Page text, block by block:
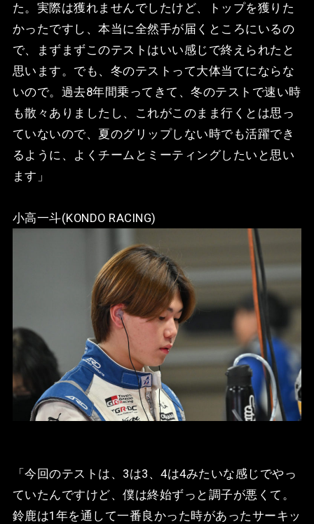
た。実際は獲れませんでしたけど、トップを獲りた
かったですし、本当に全然手が届くところにいるの
で、まずまずこのテストはいい感じで終えられたと
思います。でも、冬のテストって大体当てにならな
いので。過去8年間乗ってきて、冬のテストで速い時
も散々ありましたし、これがこのまま行くとは思っ
ていないので、夏のグリップしない時でも活躍でき
るように、よくチームとミーティングしたいと思い
ます」
小高一斗(KONDO RACING)
「今回のテストは、3は3、4は4みたいな感じでやっ
ていたんですけど、僕は終始ずっと調子が悪くて。
鈴鹿は1年を通して一番良かった時があったサーキッ